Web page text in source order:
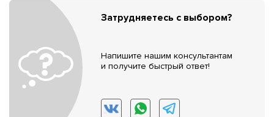
Затрудняетесь с выбором?
Напишите нашим консультантам
и получите быстрый ответ!